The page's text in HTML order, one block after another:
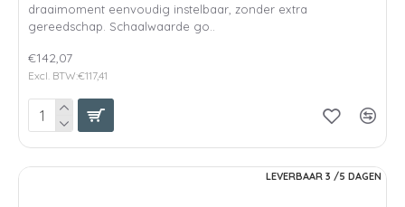
draaimoment eenvoudig instelbaar, zonder extra
gereedschap. Schaalwaarde go..
€142,07
Excl. BTW:€117,41
LEVERBAAR 3 /5 DAGEN